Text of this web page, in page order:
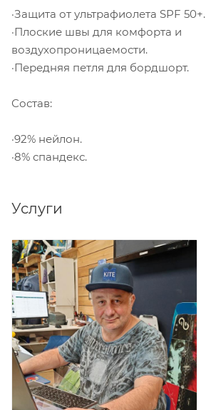
·Защита от ультрафиолета SPF 50+.
·Плоские швы для комфорта и
воздухопроницаемости.
·Передняя петля для бордшорт.
Состав:
·92% нейлон.
·8% спандекс.
Услуги